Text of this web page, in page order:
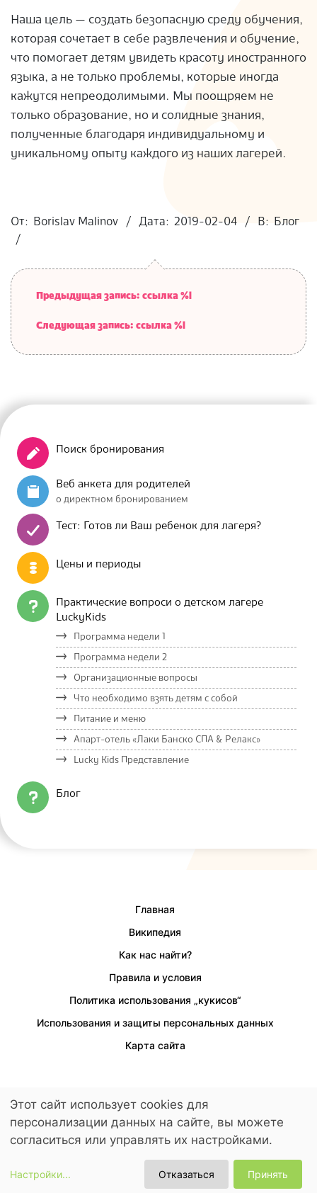
Наша цель — создать безопасную среду обучения,
которая сочетает в себе развлечения и обучение,
что помогает детям увидеть красоту иностранного
языка, а не только проблемы, которые иногда
кажутся непреодолимыми. Мы поощряем не
только образование, но и солидные знания,
полученные благодаря индивидуальному и
уникальному опыту каждого из наших лагерей.
02-
04
От: Borislav Malinov Дата: 2019-02-04 В: Блог
Предыдущая запись: ссылка %l
Следующая запись: ссылка %l
Поиск бронирования
Веб анкета для родителей
о директном бронированием
Тест: Готов ли Ваш ребенок для лагеря?
Цены и периоды
Практические вопроси о детском лагере
LuckyKids
Программа недели 1
Программа недели 2
Организационные вопросы
Что необходимо взять детям с собой
Питание и меню
Апарт-отель «Лаки Банско СПА & Релакс»
Lucky Kids Представление
Блог
Главная
Википедия
Как нас найти?
Правила и условия
Политика использования „кукисов“
Использования и защиты персональных данных
Карта сайта
Предусмотрен доступ для людей с ограниченными возможностями.
© 2026 LuckyKids. All Rights Reserved.
Поиск бронирования
Этот сайт использует cookies для
персонализации данных на сайте, вы можете
согласиться или управлять их настройками.
Настройки... Отказаться Принять